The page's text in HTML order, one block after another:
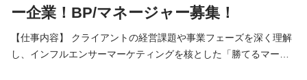
ー企業！BP/マネージャー募集！
【仕事内容】 クライアントの経営課題や事業フェーズを深く理解
し、インフルエンサーマーケティングを核とした「勝てるマーケ